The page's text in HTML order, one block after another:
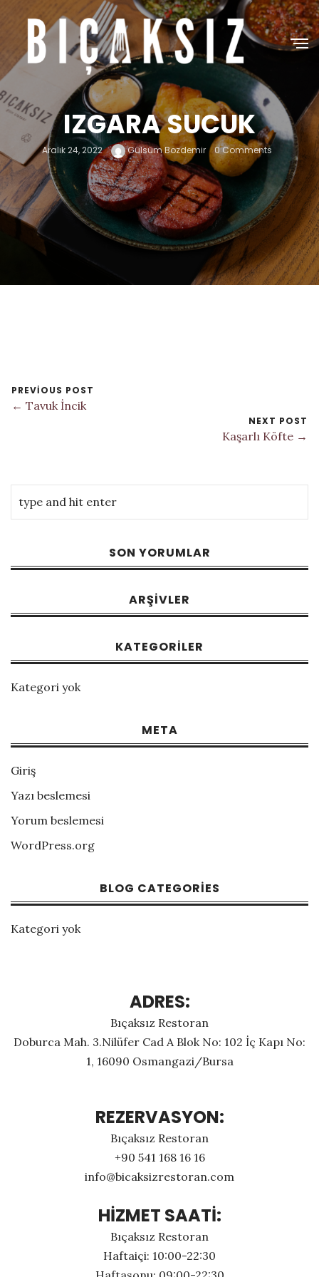
IZGARA SUCUK
Aralık 24, 2022 Gülsüm Bozdemir 0 Comments
PREVIOUS POST
← Tavuk İncik
NEXT POST
Kaşarlı Köfte →
SON YORUMLAR
ARŞIVLER
KATEGORILER
Kategori yok
META
Giriş
Yazı beslemesi
Yorum beslemesi
WordPress.org
BLOG CATEGORIES
Kategori yok
ADRES:
Bıçaksız Restoran
Doburca Mah. 3.Nilüfer Cad A Blok No: 102 İç Kapı No:
1, 16090 Osmangazi/Bursa
REZERVASYON:
Bıçaksız Restoran
+90 541 168 16 16
info@bicaksizrestoran.com
HİZMET SAATİ:
Bıçaksız Restoran
Haftaiçi: 10:00-22:30